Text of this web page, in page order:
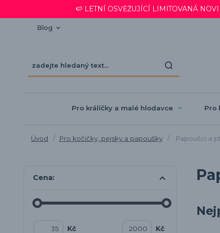
🍉 LETNÍ OSVĚŽUJÍCÍ LIMITOVANÁ
Blog
Pro králíčky a malé hlodavce Pro
Úvod Pro kočičky, pejsky a papoušky Papoušci a
Cena:
Kč Kč